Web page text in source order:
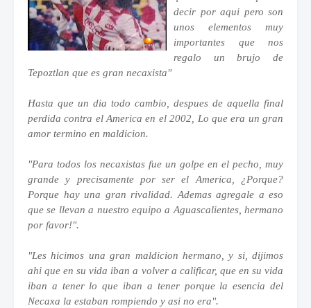
decir por aqui pero son
unos elementos muy
importantes que nos
regalo un brujo de
Tepoztlan que es gran necaxista"
Hasta que un dia todo cambio, despues de aquella final
perdida contra el America en el 2002, Lo que era un gran
amor termino en maldicion.
"Para todos los necaxistas fue un golpe en el pecho, muy
grande y precisamente por ser el America, ¿Porque?
Porque hay una gran rivalidad. Ademas agregale a eso
que se llevan a nuestro equipo a Aguascalientes, hermano
por favor!".
"Les hicimos una gran maldicion hermano, y si, dijimos
ahi que en su vida iban a volver a calificar, que en su vida
iban a tener lo que iban a tener porque la esencia del
Necaxa la estaban rompiendo y asi no era".